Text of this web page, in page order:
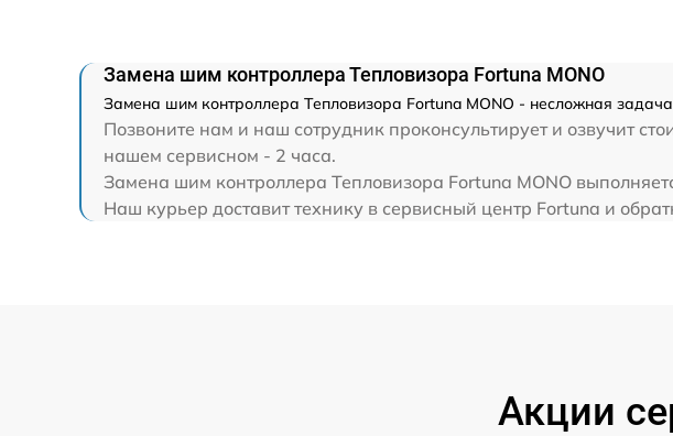
Замена шим контроллера Тепловизора Fortuna MONO
Замена шим контроллера Тепловизора Fortuna MONO - несложная
Позвоните нам и наш сотрудник проконсультирует и озвучит
нашем сервисном - 2 часа.
Замена шим контроллера Тепловизора Fortuna MONO
Наш курьер доставит технику в сервисный центр Fortuna и
Акции